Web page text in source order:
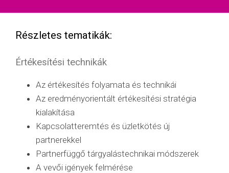
Részletes tematikák:
Értékesítési technikák
Az értékesítés folyamata és technikái
Az eredményorientált értékesítési stratégia
kialakítása
Kapcsolatteremtés és üzletkötés új
partnerekkel
Partnerfüggő tárgyalástechnikai módszerek
A vevői igények felmérése